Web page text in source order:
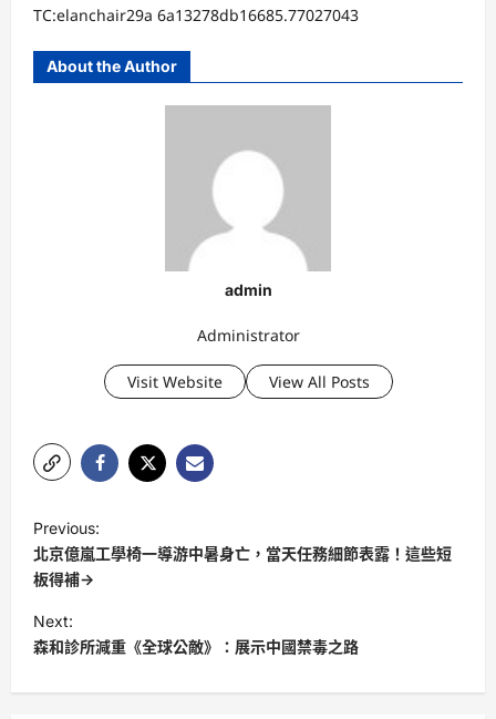
TC:elanchair29a 6a13278db16685.77027043
About the Author
admin
Administrator
Visit Website View All Posts
o
s
t
n
a
Previous:
北京億嵐工學椅一導游中暑身亡，當天任務細節表露！這些短
板得補→
Next:
森和診所減重《全球公敵》：展示中國禁毒之路